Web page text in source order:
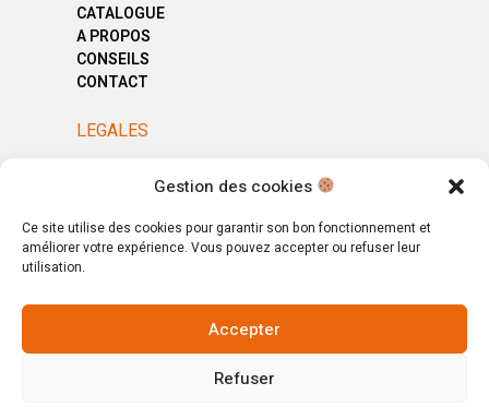
Gestion des cookies
Ce site utilise des cookies pour garantir son bon fonctionnement et
améliorer votre expérience. Vous pouvez accepter ou refuser leur
utilisation.
Accepter
Refuser
CATALOGUE
A PROPOS
CONSEILS
CONTACT
LEGALES
MENTIONS LÉGALES
CGV
© Copyright 2025. All Rights Reserved.